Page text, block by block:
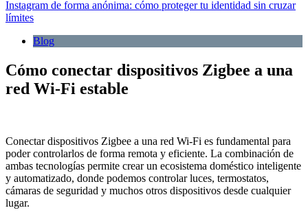
Instagram de forma anónima: cómo proteger tu identidad sin cruzar
límites
Blog
Cómo conectar dispositivos Zigbee a una
red Wi-Fi estable
Conectar dispositivos Zigbee a una red Wi-Fi es fundamental para
poder controlarlos de forma remota y eficiente. La combinación de
ambas tecnologías permite crear un ecosistema doméstico inteligente
y automatizado, donde podemos controlar luces, termostatos,
cámaras de seguridad y muchos otros dispositivos desde cualquier
lugar.